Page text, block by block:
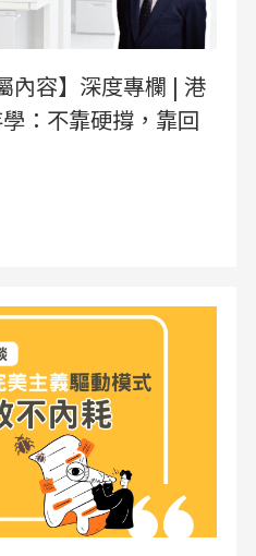
內容】深度專欄 | 港
：不靠硬撐，靠回